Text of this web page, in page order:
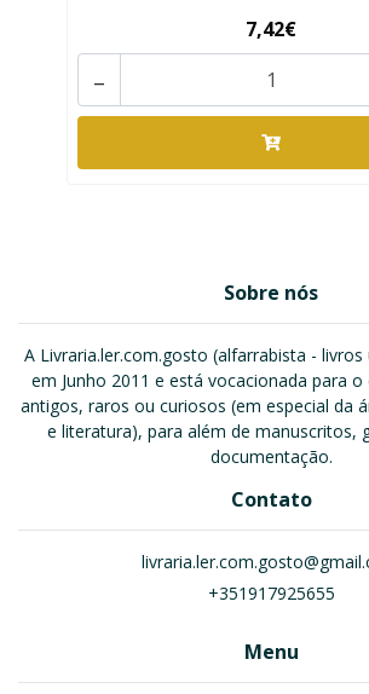
7,42€
-
Sobre nós
A Livraria.ler.com.gosto (alfarrabista -
em Junho 2011 e está vocacionada para
antigos, raros ou curiosos (em especial da
e literatura), para além de manuscritos,
documentação.
Contato
+351917925655
Menu